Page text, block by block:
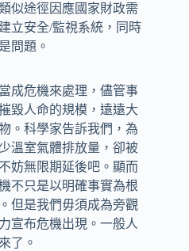
似途徑因應國家財政需
立安全/監視系統，同時
問題。
成危機來處理，儘管事
毀人命的規模，遠遠大
。科學家告訴我們，為
溫室氣體排放量，卻被
妨無限期延後吧。顯而
不只是以明確事實為根
但是我們毋須成為旁觀
宣布危機出現。一般人
了。